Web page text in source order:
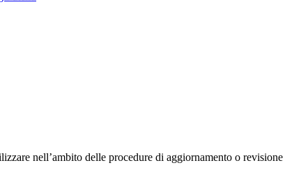
nell’ambito delle procedure di aggiornamento o